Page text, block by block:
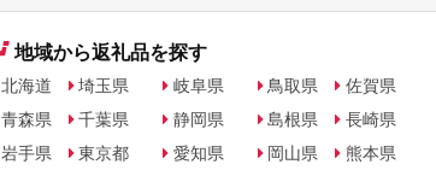
地域から返礼品を探す
北海道
青森県
岩手県
埼玉県
千葉県
東京都
岐阜県
静岡県
愛知県
鳥取県
島根県
岡山県
佐賀県
長崎県
熊本県